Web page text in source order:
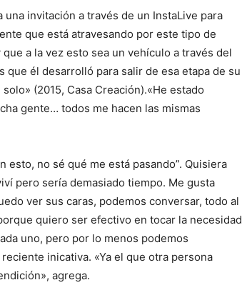
invitación a través de un InstaLive para
que está atravesando por este tipo de
a la vez esto sea un vehículo a través del
él desarrolló para salir de esa etapa de su
(2015, Casa Creación).«He estado
gente… todos me hacen las mismas
esto, no sé qué me está pasando”. Quisiera
pero sería demasiado tiempo. Me gusta
ver sus caras, podemos conversar, todo al
quiero ser efectivo en tocar la necesidad
uno, pero por lo menos podemos
inicativa. «Ya el que otra persona
agrega.